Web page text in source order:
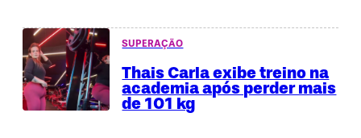
SUPERAÇÃO
Thais Carla exibe treino na
academia após perder mais
de 101 kg